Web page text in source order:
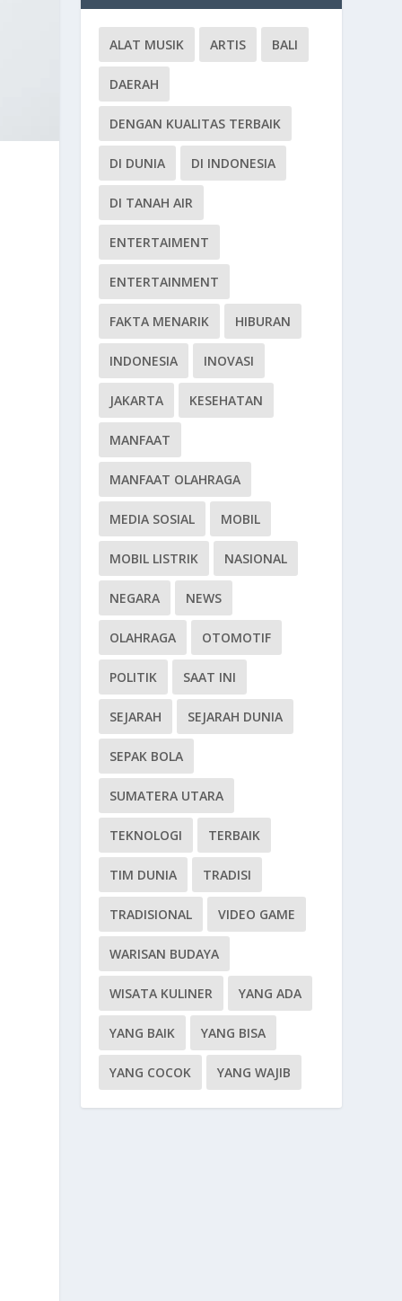
ALAT MUSIK ARTIS BALI
DAERAH
DENGAN KUALITAS TERBAIK
DI DUNIA DI INDONESIA
DI TANAH AIR
ENTERTAIMENT
ENTERTAINMENT
FAKTA MENARIK HIBURAN
INDONESIA INOVASI
JAKARTA KESEHATAN
MANFAAT
MANFAAT OLAHRAGA
MEDIA SOSIAL MOBIL
MOBIL LISTRIK NASIONAL
NEGARA NEWS
OLAHRAGA OTOMOTIF
POLITIK SAAT INI
SEJARAH SEJARAH DUNIA
SEPAK BOLA
SUMATERA UTARA
TEKNOLOGI TERBAIK
TIM DUNIA TRADISI
TRADISIONAL VIDEO GAME
WARISAN BUDAYA
WISATA KULINER YANG ADA
YANG BAIK YANG BISA
YANG COCOK YANG WAJIB